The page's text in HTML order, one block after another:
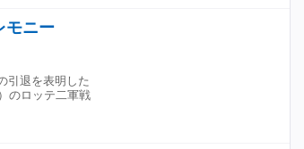
」「まじか……早く完治していただきたい」
ストシーズンの力投凄かったのを覚えていま
くて良かったけど 今季中の復帰は厳しい
るけど」と悲痛な声が並んだ。（Full-Count編
して最後の決め球、難しいところでしたよ。
よね。こうやってバッターは勝負強さを備え
て谷沢氏は「サノーのバッティングを見てい
、バットを軽く振り出す。反対方向、基本と
タイムリーを放った。今後彼が4番だろうね」
『プロ野球ニュース2026』
モニー
引退を表明した
のロッテ二軍戦